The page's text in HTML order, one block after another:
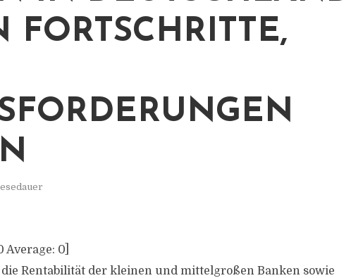
A
B
Average: 0
Rentabilität der kleinen und mittelgroßen Banken sowie